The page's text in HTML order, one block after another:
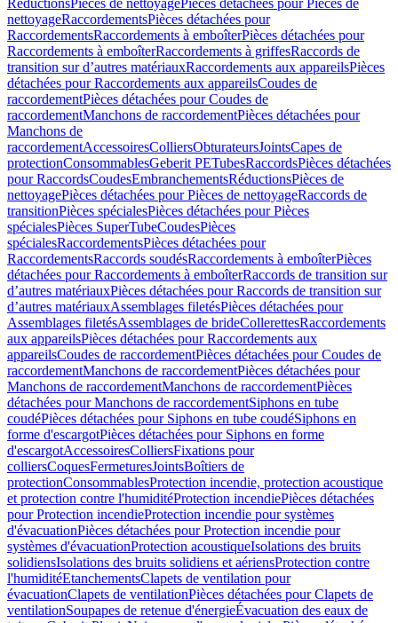
RéductionsPièces de nettoyagePièces détachées pour Pièces de
nettoyageRaccordementsPièces détachées pour
RaccordementsRaccordements à emboîterPièces détachées pour
Raccordements à emboîterRaccordements à griffesRaccords de
transition sur d’autres matériauxRaccordements aux appareilsPièces
détachées pour Raccordements aux appareilsCoudes de
raccordementPièces détachées pour Coudes de
raccordementManchons de raccordementPièces détachées pour
Manchons de
raccordementAccessoiresColliersObturateursJointsCapes de
protectionConsommablesGeberit PETubesRaccordsPièces détachées
pour RaccordsCoudesEmbranchementsRéductionsPièces de
nettoyagePièces détachées pour Pièces de nettoyageRaccords de
transitionPièces spécialesPièces détachées pour Pièces
spécialesPièces SuperTubeCoudesPièces
spécialesRaccordementsPièces détachées pour
RaccordementsRaccords soudésRaccordements à emboîterPièces
détachées pour Raccordements à emboîterRaccords de transition sur
d’autres matériauxPièces détachées pour Raccords de transition sur
d’autres matériauxAssemblages filetésPièces détachées pour
Assemblages filetésAssemblages de brideCollerettesRaccordements
aux appareilsPièces détachées pour Raccordements aux
appareilsCoudes de raccordementPièces détachées pour Coudes de
raccordementManchons de raccordementPièces détachées pour
Manchons de raccordementManchons de raccordementPièces
détachées pour Manchons de raccordementSiphons en tube
coudéPièces détachées pour Siphons en tube coudéSiphons en
forme d'escargotPièces détachées pour Siphons en forme
d'escargotAccessoiresColliersFixations pour
colliersCoquesFermeturesJointsBoîtiers de
protectionConsommablesProtection incendie, protection acoustique
et protection contre l'humiditéProtection incendiePièces détachées
pour Protection incendieProtection incendie pour systèmes
d'évacuationPièces détachées pour Protection incendie pour
systèmes d'évacuationProtection acoustiqueIsolations des bruits
solidiensIsolations des bruits solidiens et aériensProtection contre
l'humiditéEtanchementsClapets de ventilation pour
évacuationClapets de ventilationPièces détachées pour Clapets de
ventilationSoupapes de retenue d'énergieÉvacuation des eaux de